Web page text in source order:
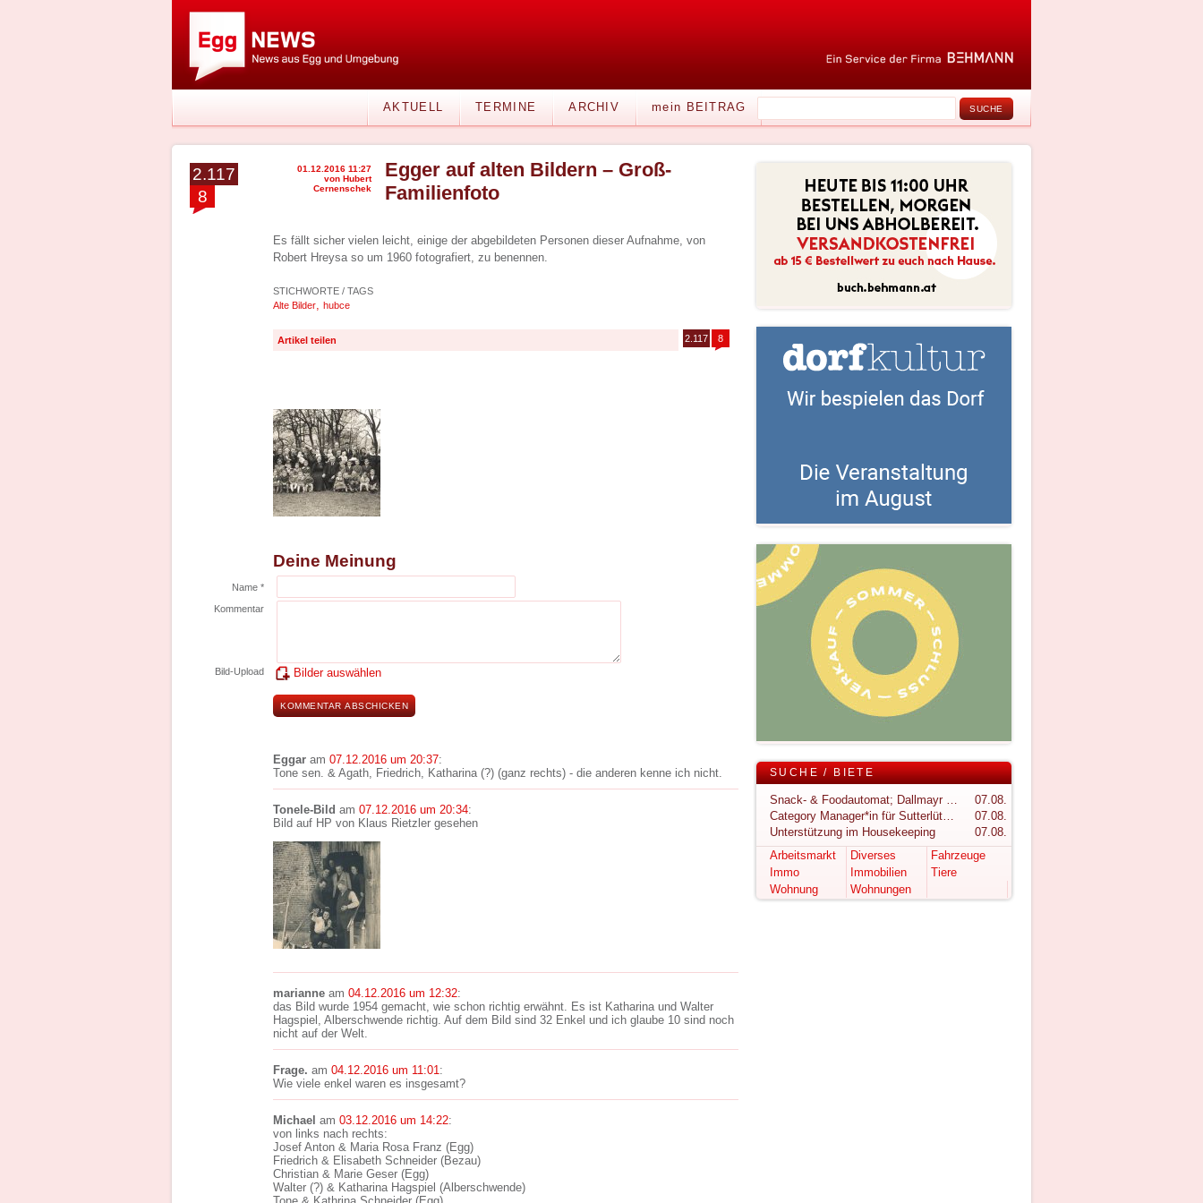
AKTUELL TERMINE ARCHIV mein BEITRAG
2.117
8
01.12.2016 11:27
von Hubert
Cernenschek
Egger auf alten Bildern – Groß-
Familienfoto
Es fällt sicher vielen leicht, einige der abgebildeten Personen dieser Aufnahme, von
Robert Hreysa so um 1960 fotografiert, zu benennen.
STICHWORTE / TAGS
Alte Bilder, hubce
Artikel teilen 2.117 8
Deine Meinung
Name *
Kommentar
Bild-Upload Bilder auswählen
Eggar am 07.12.2016 um 20:37:
Tone sen. & Agath, Friedrich, Katharina (?) (ganz rechts) - die anderen kenne ich nicht.
Tonele-Bild am 07.12.2016 um 20:34:
Bild auf HP von Klaus Rietzler gesehen
marianne am 04.12.2016 um 12:32:
das Bild wurde 1954 gemacht, wie schon richtig erwähnt. Es ist Katharina und Walter
Hagspiel, Alberschwende richtig. Auf dem Bild sind 32 Enkel und ich glaube 10 sind noch
nicht auf der Welt.
Frage. am 04.12.2016 um 11:01:
Wie viele enkel waren es insgesamt?
Michael am 03.12.2016 um 14:22:
von links nach rechts:
Josef Anton & Maria Rosa Franz (Egg)
Friedrich & Elisabeth Schneider (Bezau)
Christian & Marie Geser (Egg)
Walter (?) & Katharina Hagspiel (Alberschwende)
SUCHE / BIETE
Snack- & Foodautomat; Dallmayr S150
07.08.
Category Manager*in für Sutterlüty gesucht
07.08.
Unterstützung im Housekeeping
07.08.
Arbeitsmarkt
Diverses
Fahrzeuge
Immo
Immobilien
Tiere
Wohnung
Wohnungen